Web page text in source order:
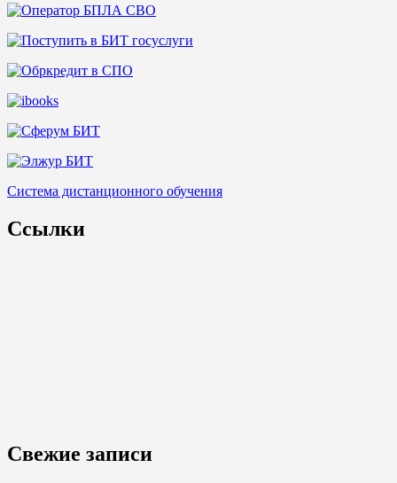
Система дистанционного обучения
Ссылки
Свежие записи